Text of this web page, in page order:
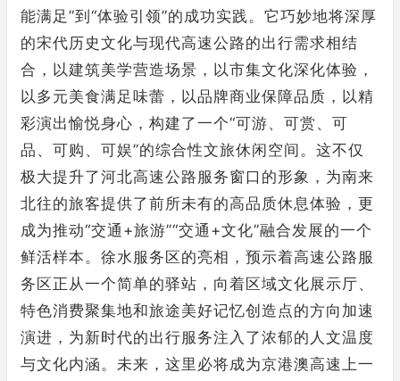
能满足”到“体验引领”的成功实践。它巧妙地将深厚
的宋代历史文化与现代高速公路的出行需求相结
合，以建筑美学营造场景，以市集文化深化体验，
以多元美食满足味蕾，以品牌商业保障品质，以精
彩演出愉悦身心，构建了一个“可游、可赏、可
品、可购、可娱”的综合性文旅休闲空间。这不仅
极大提升了河北高速公路服务窗口的形象，为南来
北往的旅客提供了前所未有的高品质休息体验，更
成为推动“交通+旅游”“交通+文化”融合发展的一个
鲜活样本。徐水服务区的亮相，预示着高速公路服
务区正从一个简单的驿站，向着区域文化展示厅、
特色消费聚集地和旅途美好记忆创造点的方向加速
演进，为新时代的出行服务注入了浓郁的人文温度
与文化内涵。未来，这里必将成为京港澳高速上一